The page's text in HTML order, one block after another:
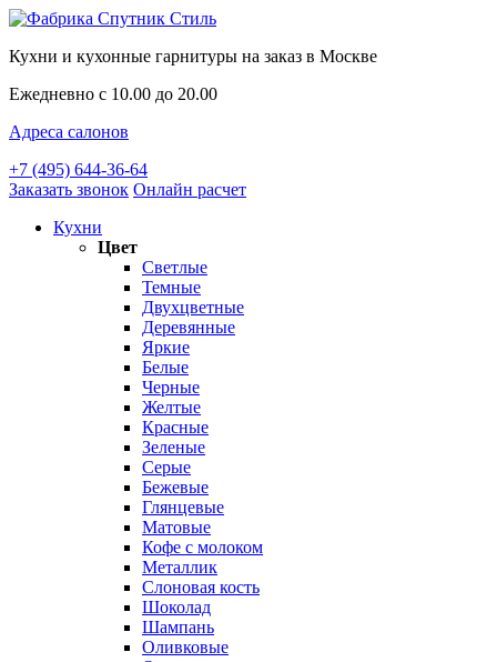
Кухни и кухонные гарнитуры на заказ в Москве
Ежедневно с 10.00 до 20.00
Адреса салонов
+7 (495) 644-36-64
Заказать звонок Онлайн расчет
Кухни
Цвет
Светлые
Темные
Двухцветные
Деревянные
Яркие
Белые
Черные
Желтые
Красные
Зеленые
Серые
Бежевые
Глянцевые
Матовые
Кофе с молоком
Металлик
Слоновая кость
Шоколад
Шампань
Оливковые